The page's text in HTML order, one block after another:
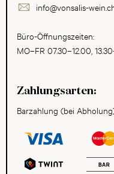
info@vonsalis-
Büro-Öffnungszeiten:
MO–FR 07.30–12.00,
Zahlungsarten:
Barzahlung (bei